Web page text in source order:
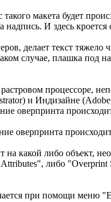
макета будет
надпись. И здесь
делает текст
случае, плашка под
процессоре,
и Индизайне
оверпринта
оверпринта
на какой либо объект,
либо
при помощи меню